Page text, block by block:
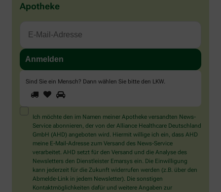
Apotheke
Sind Sie ein Mensch? Dann wählen Sie bitte den LKW.
Sind
Sie
ein
Mensch?
Dann
wählen
Sie
bitte
den
LKW.
1 2
Ich möchte den im Namen meiner Apotheke versandten News-
Service abonnieren, der von der Alliance Healthcare Deutschland
GmbH (AHD) angeboten wird. Hiermit willige ich ein, dass AHD
meine E-Mail-Adresse zum Versand des News-Service
verarbeitet. AHD setzt für den Versand und die Analyse des
Newsletters den Dienstleister Emarsys ein. Die Einwilligung
kann jederzeit für die Zukunft widerrufen werden (z.B. über den
Abmelde-Link in jedem Newsletter). Die sonstigen
Kontaktmöglichkeiten dafür und weitere Angaben zur